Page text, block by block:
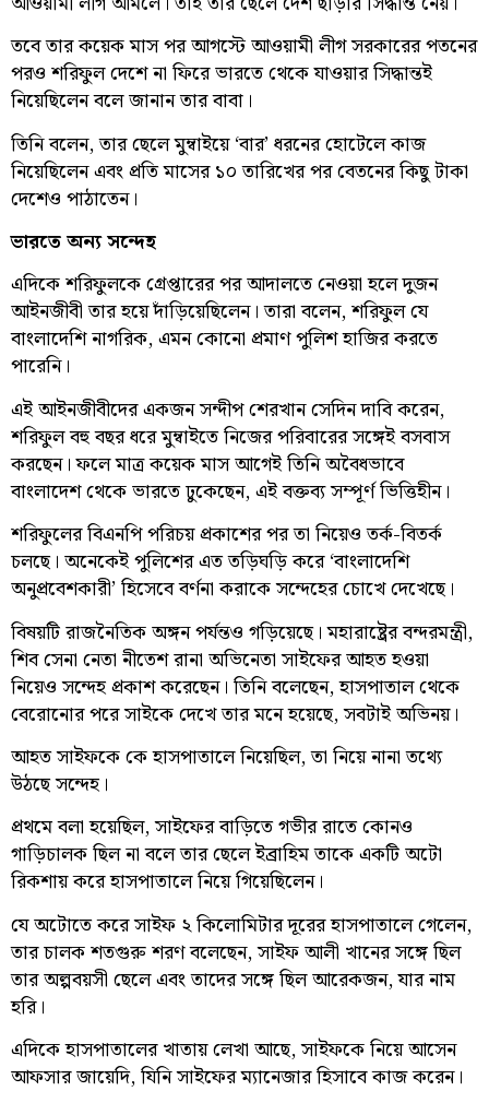
তবে তার কয়েক মাস পর আগস্টে আওয়ামী লীগ সরকারের পতনের
পরও শরিফুল দেশে না ফিরে ভারতে থেকে যাওয়ার সিদ্ধান্তই
নিয়েছিলেন বলে জানান তার বাবা।
তিনি বলেন, তার ছেলে মুম্বাইয়ে ‘বার’ ধরনের হোটেলে কাজ
নিয়েছিলেন এবং প্রতি মাসের ১০ তারিখের পর বেতনের কিছু টাকা
দেশেও পাঠাতেন।
ভারতে অন্য সন্দেহ
এদিকে শরিফুলকে গ্রেপ্তারের পর আদালতে নেওয়া হলে দুজন
আইনজীবী তার হয়ে দাঁড়িয়েছিলেন। তারা বলেন, শরিফুল যে
বাংলাদেশি নাগরিক, এমন কোনো প্রমাণ পুলিশ হাজির করতে
পারেনি।
এই আইনজীবীদের একজন সন্দীপ শেরখান সেদিন দাবি করেন,
শরিফুল বহু বছর ধরে মুম্বাইতে নিজের পরিবারের সঙ্গেই বসবাস
করছেন। ফলে মাত্র কয়েক মাস আগেই তিনি অবৈধভাবে
বাংলাদেশ থেকে ভারতে ঢুকেছেন, এই বক্তব্য সম্পূর্ণ ভিত্তিহীন।
শরিফুলের বিএনপি পরিচয় প্রকাশের পর তা নিয়েও তর্ক-বিতর্ক
চলছে। অনেকেই পুলিশের এত তড়িঘড়ি করে ‘বাংলাদেশি
অনুপ্রবেশকারী’ হিসেবে বর্ণনা করাকে সন্দেহের চোখে দেখেছে।
বিষয়টি রাজনৈতিক অঙ্গন পর্যন্তও গড়িয়েছে। মহারাষ্ট্রের বন্দরমন্ত্রী,
শিব সেনা নেতা নীতেশ রানা অভিনেতা সাইফের আহত হওয়া
নিয়েও সন্দেহ প্রকাশ করেছেন। তিনি বলেছেন, হাসপাতাল থেকে
বেরোনোর পরে সাইকে দেখে তার মনে হয়েছে, সবটাই অভিনয়।
আহত সাইফকে কে হাসপাতালে নিয়েছিল, তা নিয়ে নানা তথ্যে
উঠছে সন্দেহ।
প্রথমে বলা হয়েছিল, সাইফের বাড়িতে গভীর রাতে কোনও
গাড়িচালক ছিল না বলে তার ছেলে ইব্রাহিম তাকে একটি অটো
রিকশায় করে হাসপাতালে নিয়ে গিয়েছিলেন।
যে অটোতে করে সাইফ ২ কিলোমিটার দূরের হাসপাতালে গেলেন,
তার চালক শতগুরু শরণ বলেছেন, সাইফ আলী খানের সঙ্গে ছিল
তার অল্পবয়সী ছেলে এবং তাদের সঙ্গে ছিল আরেকজন, যার নাম
হরি।
এদিকে হাসপাতালের খাতায় লেখা আছে, সাইফকে নিয়ে আসেন
আফসার জায়েদি, যিনি সাইফের ম্যানেজার হিসাবে কাজ করেন।